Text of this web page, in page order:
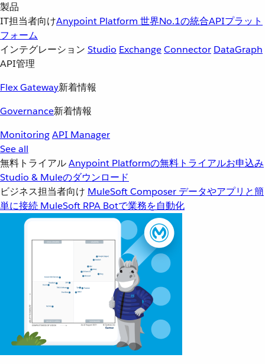
製品
IT担当者向けAnypoint Platform 世界No.1の統合APIプラット
フォーム
インテグレーション Studio ExchangeConnector DataGraph
API管理
Flex Gateway新着情報
Governance新着情報
MonitoringAPI Manager
See all
無料トライアルAnypoint Platformの無料トライアルお申込み
Studio & Muleのダウンロード
ビジネス担当者向け MuleSoft Composer データやアプリと簡
単に接続 MuleSoft RPA Botで業務を自動化